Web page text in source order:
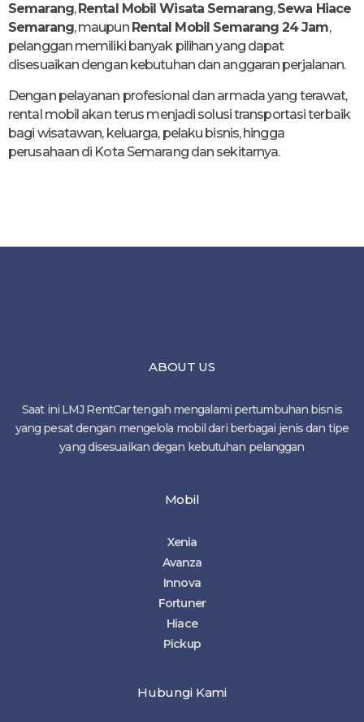
Semarang,Rental Mobil Wisata Semarang,Sewa Hiace
Semarang, maupun Rental Mobil Semarang 24 Jam,
pelanggan memiliki banyak pilihan yang dapat
disesuaikan dengan kebutuhan dan anggaran perjalanan.
Dengan pelayanan profesional dan armada yang terawat,
rental mobil akan terus menjadi solusi transportasi terbaik
bagi wisatawan, keluarga, pelaku bisnis, hingga
perusahaan di Kota Semarang dan sekitarnya.
ABOUT US
Saat ini LMJ RentCar tengah mengalami pertumbuhan bisnis
yang pesat dengan mengelola mobil dari berbagai jenis dan tipe
yang disesuaikan degan kebutuhan pelanggan
Mobil
Xenia
Avanza
Innova
Fortuner
Hiace
Pickup
Hubungi Kami